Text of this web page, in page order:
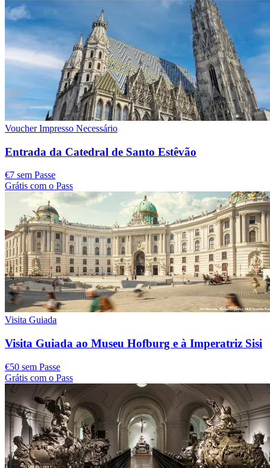
Voucher Impresso Necessário
Entrada da Catedral de Santo Estêvão
€7 sem Passe
Grátis com o Pass
Visita Guiada
Visita Guiada ao Museu Hofburg e à Imperatriz Sisi
€50 sem Passe
Grátis com o Pass